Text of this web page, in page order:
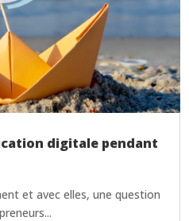
digitale pendant
et avec elles, une question